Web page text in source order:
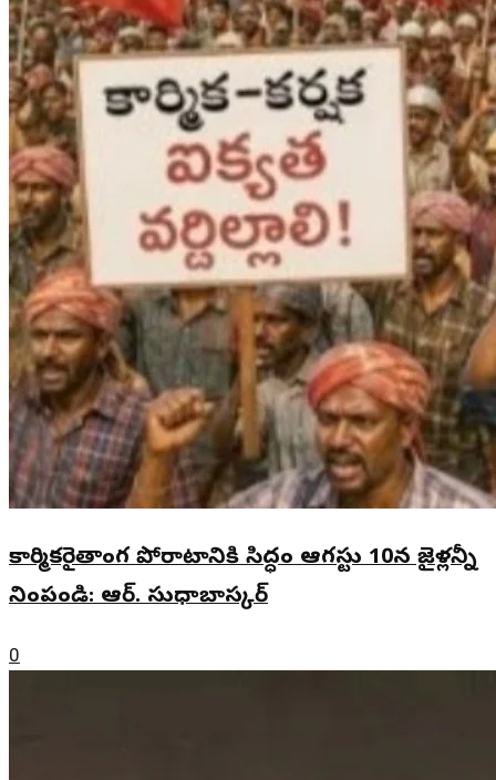
కార్మికరైతాంగ పోరాటానికి సిద్ధం ఆగస్టు 10న జైళ్లన్నీ
నింపండి: ఆర్. సుధాబాస్కర్
0